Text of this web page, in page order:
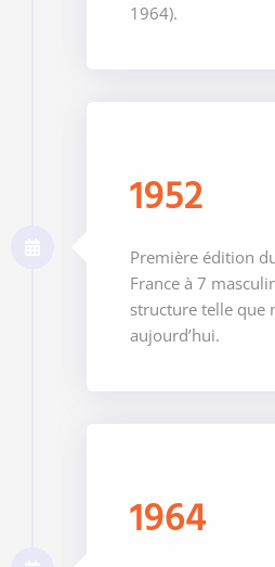
1964).
1952
Première édition
France à 7
structure telle que
aujourd’hui.
1964